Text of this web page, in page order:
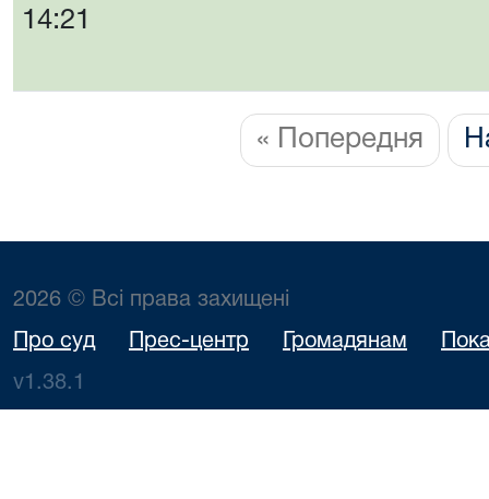
14:21
« Попередня
2026 © Всі права захищені
Про суд Прес-центр Громадянам
v1.38.1